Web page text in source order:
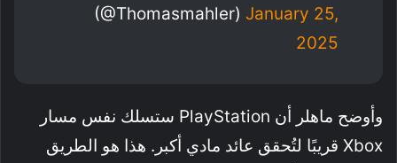
(@thomasmahler) January 25,
2025
وأوضح ماهلر أن PlayStation ستسلك نفس مسار
Xbox قريبًا لتُحقق عائد مادي أكبر. هذا هو الطريق